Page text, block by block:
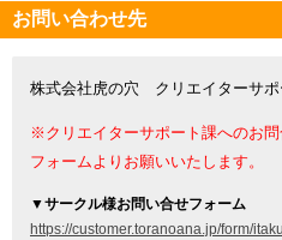
お問い合わせ先
株式会社虎の穴 クリエイターサポ
※クリエイターサポート課へのお
フォームよりお願いいたします。
▼サークル様お問い合せフォーム
https://customer.toranoana.jp/form/